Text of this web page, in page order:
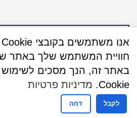
חוויית המשתמש שלך באתר
באתר זה, הנך מסכים לשימוש
Cookie.
מדיניות פרטיות
לקבל דחה